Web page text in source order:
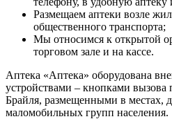
Размещаем аптеки возле
общественного транспорта;
Мы относимся к открытой
торговом зале и на кассе.
Аптека «Аптека» оборудована
устройствами – кнопками
Брайля, размещенными в местах,
маломобильных групп населения.